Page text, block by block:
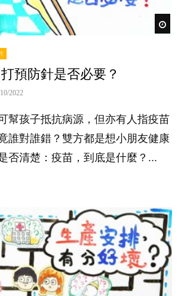
預防針是否必要？
2022
幫孩子抵抗病源，但亦有人指疫苗
誰對誰錯？雙方都是想小朋友健康
否清楚：疫苗，到底是什麼？...